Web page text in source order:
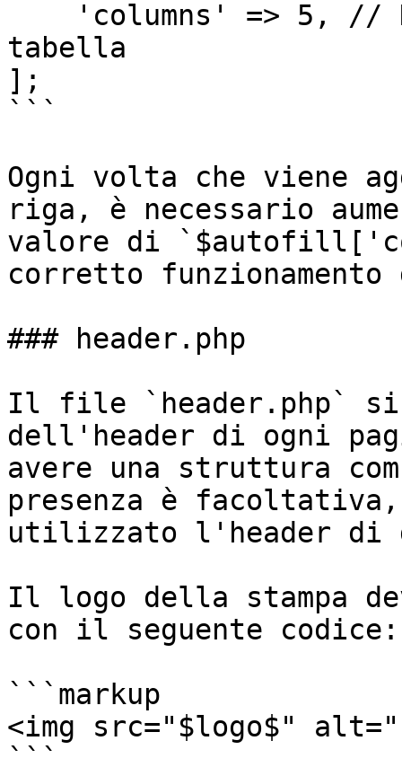
tabella
];
```
Ogni volta che viene
riga, è necessario
valore di
corretto
### header.php
Il file `header.php` si
dell'header di ogni
avere una struttura
presenza è
utilizzato l'header di
Il logo della stampa
con il seguente codice:
```markup
<img src="$logo$"
```